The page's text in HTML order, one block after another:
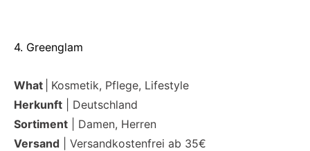
4. Greenglam
What
Kosmetik, Pflege, Lifestyle
Herkunft | Deutschland
Sortiment | Damen, Herren
Versand | Versandkostenfrei ab 35€